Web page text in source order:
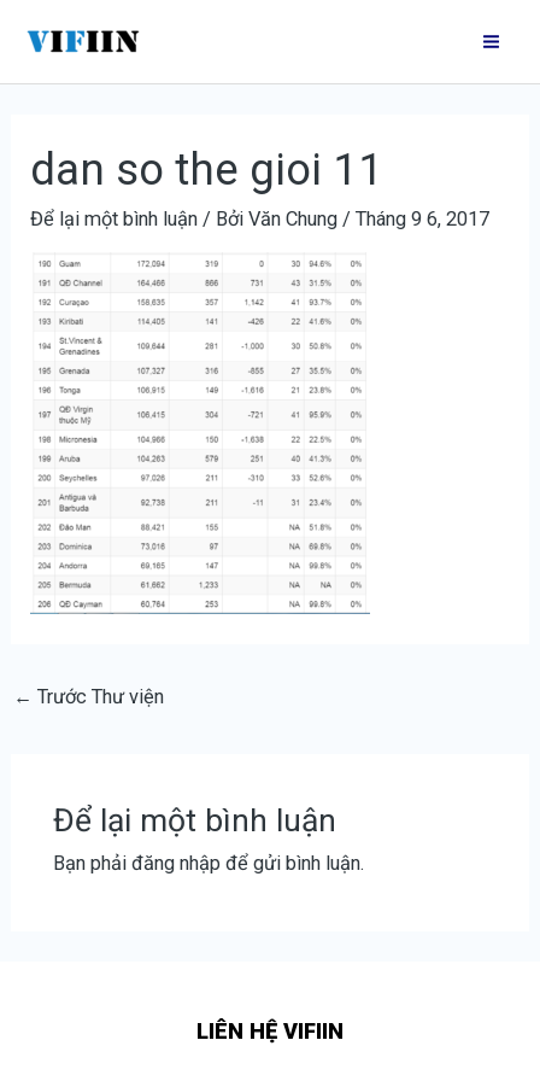
nội
dan so the gioi 11
Để lại một bình luận / BởiVăn Chung /Tháng 9 6, 2017
hướng
bài
← Trước Thư viện
Để lại một bình luận
Bạn phải đăng nhậpđể gửi bình luận.
LIÊN HỆ VIFIIN